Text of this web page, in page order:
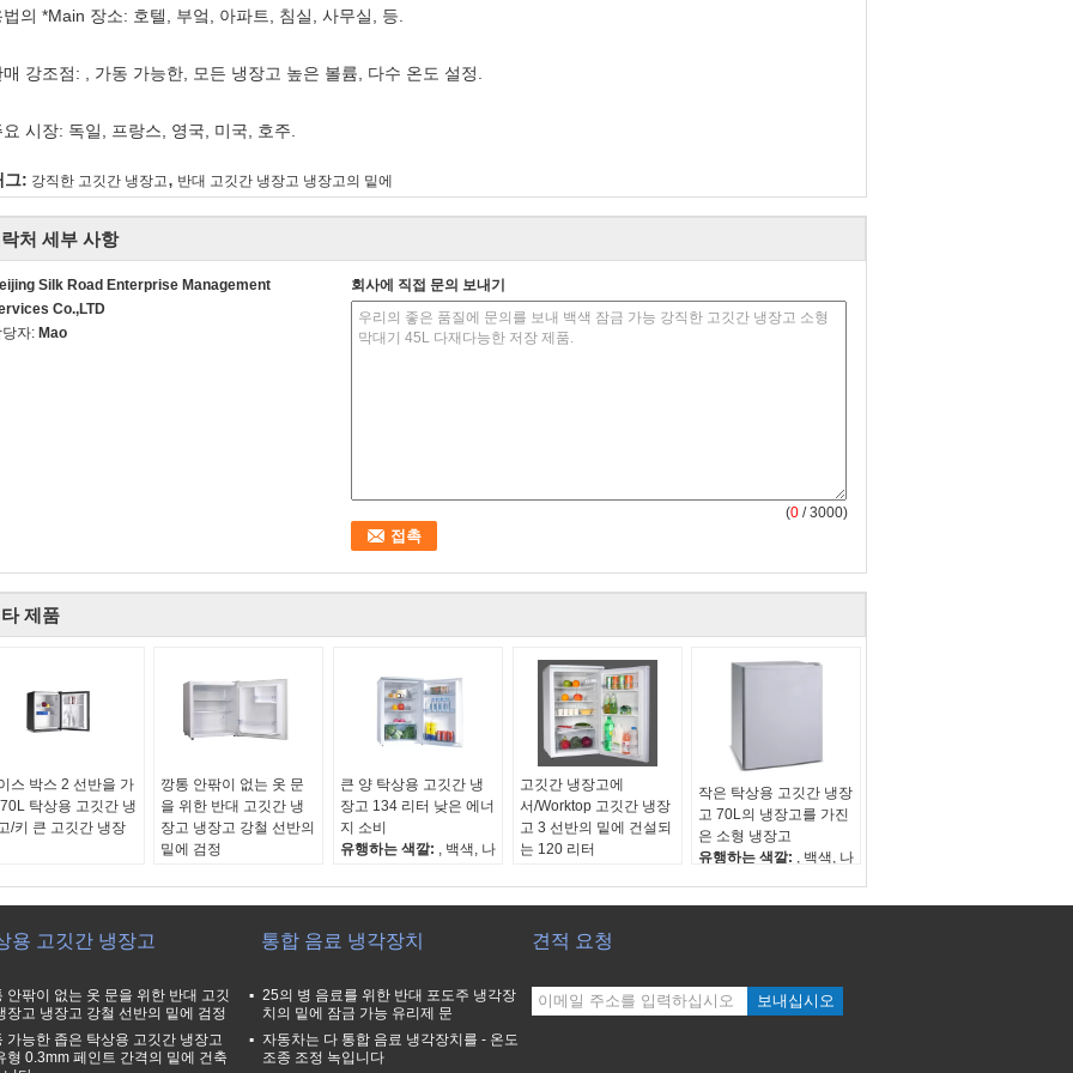
의 *Main 장소: 호텔, 부엌, 아파트, 침실, 사무실, 등.
매 강조점: , 가동 가능한, 모든 냉장고 높은 볼륨, 다수 온도 설정.
요 시장: 독일, 프랑스, 영국, 미국, 호주.
그: 강직한 고깃간 냉장고, 반대 고깃간 냉장고 냉장고의 밑에
처 세부 사항
Silk Road Enterprise Management
Co.,LTD
당자: Mao
회사에 직접 문의 보내기
(0 / 3000)
제품
스 박스 2 선반을 가
탁상용 고깃간 냉
/키 큰 고깃간 냉장
되는 VCM는 까만
량: 16.5KGS
깡통 안팎이 없는 옷 문
을 위한 반대 고깃간 냉
장고 냉장고 강철 선반의
밑에 검정
무로 되는 VCM는 까만
큰 양 탁상용 고깃간 냉
장고 134 리터 낮은 에너
지 소비
유행하는 색깔: , 백색, 나
순수한 수용량:134L
유형:강직한 냉장고
고깃간 냉장고에
서/Worktop 고깃간 냉장
고 3 선반의 밑에 건설되
는 120 리터
무로 되는 VCM는 까만
순 중량: 24.5KGS
작은 탁상용 고깃간 냉장
고 70L의 냉장고를 가진
은 소형 냉장고
유행하는 색깔: , 백색, 나
용 고깃간 냉장고
안팎이 없는 옷 문을 위한 반대 고깃
장고 냉장고 강철 선반의 밑에 검정
가능한 좁은 탁상용 고깃간 냉장고
형 0.3mm 페인트 간격의 밑에 건축
통합 음료 냉각장치
25의 병 음료를 위한 반대 포도주 냉각장
치의 밑에 잠금 가능 유리제 문
자동차는 다 통합 음료 냉각장치를 - 온도
조종 조정 녹입니다
견적 요청
보내십시오